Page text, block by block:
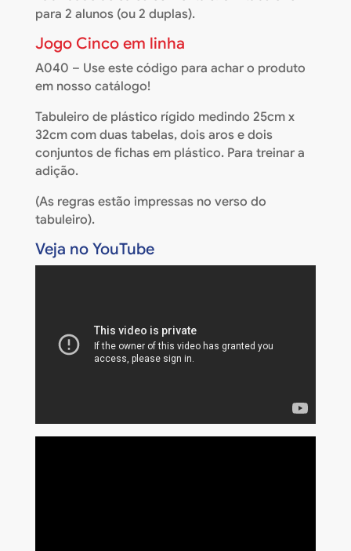
para 2 alunos (ou 2 duplas).
Jogo Cinco em linha
A040 – Use este código para achar o produto
em nosso catálogo!
Tabuleiro de plástico rígido medindo 25cm x
32cm com duas tabelas, dois aros e dois
conjuntos de fichas em plástico. Para treinar a
adição.
(As regras estão impressas no verso do
tabuleiro).
Veja no YouTube